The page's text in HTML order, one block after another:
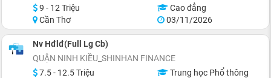
9 - 12 Triệu
Cao đẳng
Cần Thơ
03/11/2026
Nv Hđlđ(Full Lg Cb)
QUẬN NINH KIỀU_SHINHAN FINANCE
7.5 - 12.5 Triệu
Trung học Phổ thông